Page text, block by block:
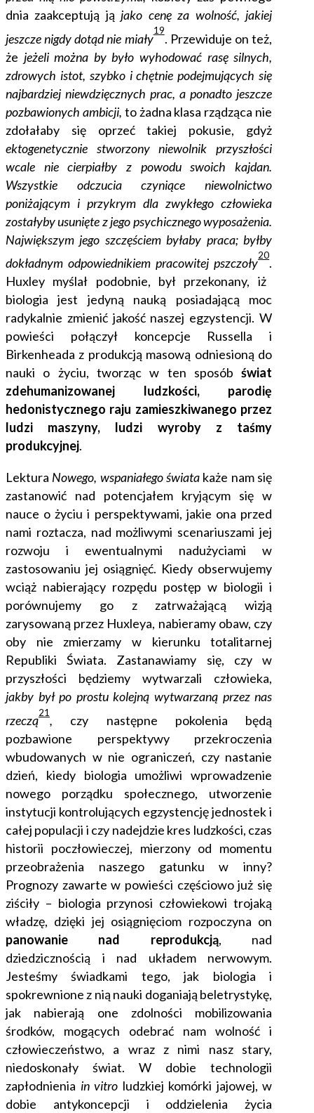
dnia zaakceptują ją jako cenę za wolność, jakiej
jeszcze nigdy dotąd nie miały
19
. Przewiduje on też,
że jeżeli można by było wyhodować rasę silnych,
zdrowych istot, szybko i chętnie podejmujących się
najbardziej niewdzięcznych prac, a ponadto jeszcze
pozbawionych ambicji, to żadna klasa rządząca nie
zdołałaby się oprzeć takiej pokusie, gdyż
ektogenetycznie stworzony niewolnik przyszłości
wcale nie cierpiałby z powodu swoich kajdan.
Wszystkie odczucia czyniące niewolnictwo
poniżającym i przykrym dla zwykłego człowieka
zostałyby usunięte z jego psychicznego wyposażenia.
Największym jego szczęściem byłaby praca; byłby
dokładnym odpowiednikiem pracowitej pszczoły
20
.
Huxley myślał podobnie, był przekonany, iż
biologia jest jedyną nauką posiadającą moc
radykalnie zmienić jakość naszej egzystencji. W
powieści połączył koncepcje Russella i
Birkenheada z produkcją masową odniesioną do
nauki o życiu, tworząc w ten sposóbświat
zdehumanizowanej ludzkości, parodię
hedonistycznego raju zamieszkiwanego przez
ludzi maszyny, ludzi wyroby z taśmy
produkcyjnej.
Lektura Nowego, wspaniałego świata każe nam się
zastanowić nad potencjałem kryjącym się w
nauce o życiu i perspektywami, jakie ona przed
nami roztacza, nad możliwymi scenariuszami jej
rozwoju i ewentualnymi nadużyciami w
zastosowaniu jej osiągnięć. Kiedy obserwujemy
wciąż nabierający rozpędu postęp w biologii i
porównujemy go z zatrważającą wizją
zarysowaną przez Huxleya, nabieramy obaw, czy
oby nie zmierzamy w kierunku totalitarnej
Republiki Świata. Zastanawiamy się, czy w
przyszłości będziemy wytwarzali człowieka,
jakby był po prostu kolejną wytwarzaną przez nas
rzeczą
21
, czy następne pokolenia będą
pozbawione perspektywy przekroczenia
wbudowanych w nie ograniczeń, czy nastanie
dzień, kiedy biologia umożliwi wprowadzenie
nowego porządku społecznego, utworzenie
instytucji kontrolujących egzystencję jednostek i
całej populacji i czy nadejdzie kres ludzkości, czas
historii poczłowieczej, mierzony od momentu
przeobrażenia naszego gatunku w inny?
Prognozy zawarte w powieści częściowo już się
ziściły – biologia przynosi człowiekowi trojaką
władzę, dzięki jej osiągnięciom rozpoczyna on
panowanie nad reprodukcją, nad
dziedzicznością i nad układem nerwowym.
Jesteśmy świadkami tego, jak biologia i
spokrewnione z nią nauki doganiają beletrystykę,
jak nabierają one zdolności mobilizowania
środków, mogących odebrać nam wolność i
człowieczeństwo, a wraz z nimi nasz stary,
niedoskonały świat. W dobie technologii
zapłodnienia in vitro ludzkiej komórki jajowej, w
dobie antykoncepcji i oddzielenia życia